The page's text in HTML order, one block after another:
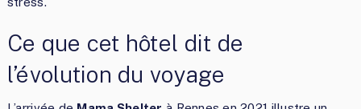
Ce que cet hôtel dit de
l’évolution du voyage